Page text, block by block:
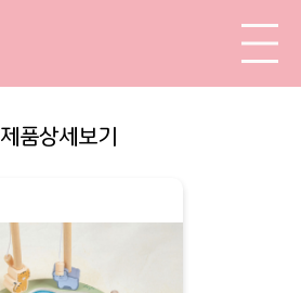
제품상세보기